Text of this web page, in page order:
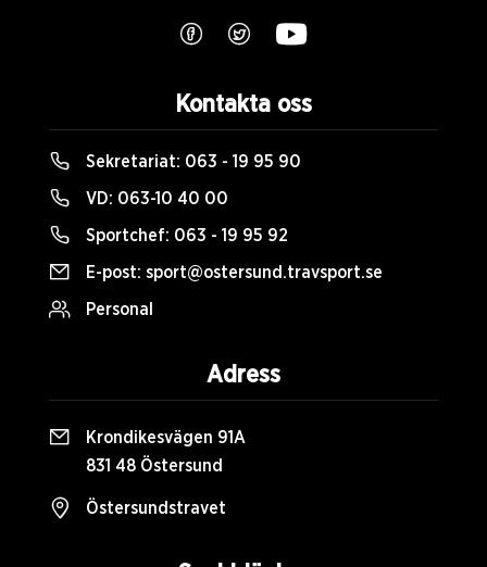
Kontakta oss
Sekretariat: 063 - 19 95 90
VD: 063-10 40 00
Sportchef: 063 - 19 95 92
E-post: sport@ostersund.travsport.se
Personal
Adress
Krondikesvägen 91A
831 48 Östersund
Östersundstravet